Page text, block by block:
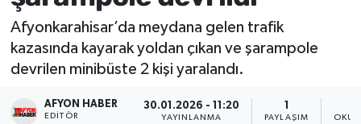
Afyonkarahisar’da meydana gelen trafik
kazasında kayarak yoldan çıkan ve şarampole
devrilen minibüste 2 kişi yaralandı.
AFYON HABER
EDITÖR
30.01.2026 - 11:20
YAYINLANMA PAYLAŞIM
Eğitim
Sivil Toplum